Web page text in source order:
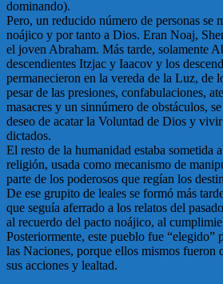
dominando).
Pero, un reducido número de personas se
noájico y por tanto a Dios. Eran Noaj,
el joven Abraham. Más tarde, solamente
descendientes Itzjac y Iaacov y los
permanecieron en la vereda de la Luz, de
pesar de las presiones, confabulaciones,
masacres y un sinnúmero de obstáculos,
deseo de acatar la Voluntad de Dios y
dictados.
El resto de la humanidad estaba sometida
religión, usada como mecanismo de
parte de los poderosos que regían los
De ese grupito de leales se formó más
que seguía aferrado a los relatos del
al recuerdo del pacto noájico, al
Posteriormente, este pueblo fue “elegido”
las Naciones, porque ellos mismos fueron
sus acciones y lealtad.